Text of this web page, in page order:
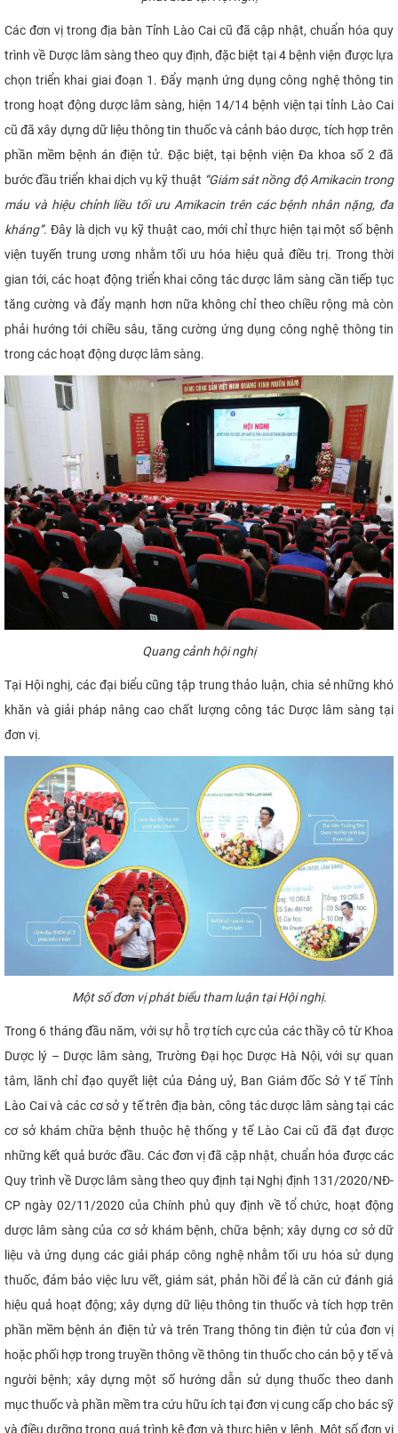
Các đơn vị trong địa bàn Tỉnh Lào Cai cũ đã cập nhật, chuẩn hóa quy
trình về Dược lâm sàng theo quy định, đặc biệt tại 4 bệnh viện được lựa
chọn triển khai giai đoạn 1. Đẩy mạnh ứng dụng công nghệ thông tin
trong hoạt động dược lâm sàng, hiện 14/14 bệnh viện tại tỉnh Lào Cai
cũ đã xây dựng dữ liệu thông tin thuốc và cảnh báo dược, tích hợp trên
phần mềm bệnh án điện tử. Đặc biệt, tại bệnh viện Đa khoa số 2 đã
bước đầu triển khai dịch vụ kỹ thuật “Giám sát nồng độ Amikacin trong
máu và hiệu chỉnh liều tối ưu Amikacin trên các bệnh nhân nặng, đa
kháng”. Đây là dịch vụ kỹ thuật cao, mới chỉ thực hiện tại một số bệnh
viện tuyến trung ương nhằm tối ưu hóa hiệu quả điều trị. Trong thời
gian tới, các hoạt động triển khai công tác dược lâm sàng cần tiếp tục
tăng cường và đẩy mạnh hơn nữa không chỉ theo chiều rộng mà còn
phải hướng tới chiều sâu, tăng cường ứng dụng công nghệ thông tin
trong các hoạt động dược lâm sàng.
Quang cảnh hội nghị
Tại Hội nghị, các đại biểu cũng tập trung thảo luận, chia sẻ những khó
khăn và giải pháp nâng cao chất lượng công tác Dược lâm sàng tại
đơn vị.
Một số đơn vị phát biểu tham luận tại Hội nghị.
Trong 6 tháng đầu năm, với sự hỗ trợ tích cực của các thầy cô từ Khoa
Dược lý – Dược lâm sàng, Trường Đại học Dược Hà Nội, với sự quan
tâm, lãnh chỉ đạo quyết liệt của Đảng uỷ, Ban Giám đốc Sở Y tế Tỉnh
Lào Cai và các cơ sở y tế trên địa bàn, công tác dược lâm sàng tại các
cơ sở khám chữa bệnh thuộc hệ thống y tế Lào Cai cũ đã đạt được
những kết quả bước đầu. Các đơn vị đã cập nhật, chuẩn hóa được các
Quy trình về Dược lâm sàng theo quy định tại Nghị định 131/2020/NĐ-
CP ngày 02/11/2020 của Chính phủ quy định về tổ chức, hoạt động
dược lâm sàng của cơ sở khám bệnh, chữa bệnh; xây dựng cơ sở dữ
liệu và ứng dụng các giải pháp công nghệ nhằm tối ưu hóa sử dụng
thuốc, đảm bảo việc lưu vết, giám sát, phản hồi để là căn cứ đánh giá
hiệu quả hoạt động; xây dựng dữ liệu thông tin thuốc và tích hợp trên
phần mềm bệnh án điện tử và trên Trang thông tin điện tử của đơn vị
hoặc phối hợp trong truyền thông về thông tin thuốc cho cán bộ y tế và
người bệnh; xây dựng một số hướng dẫn sử dụng thuốc theo danh
mục thuốc và phần mềm tra cứu hữu ích tại đơn vị cung cấp cho bác sỹ
và điều dưỡng trong quá trình kê đơn và thực hiện y lệnh. Một số đơn vị